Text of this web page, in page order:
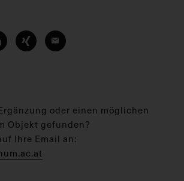
oder einen möglichen
Objekt gefunden?
Ihre Email an: